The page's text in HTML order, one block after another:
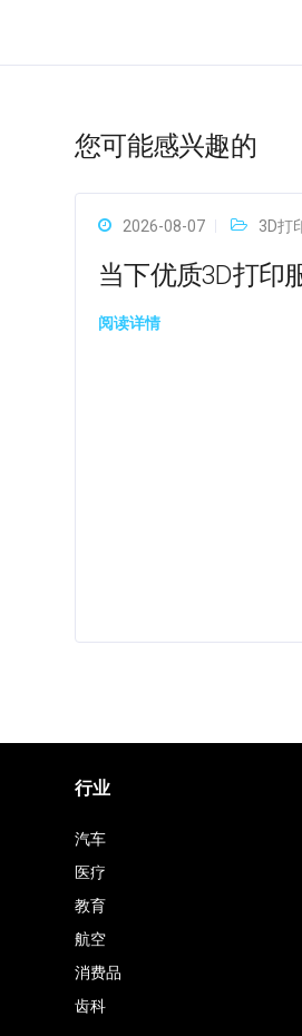
您可能感兴趣的
2026-08-07 3D打
当下优质3D打印
阅读详情
行业
汽车
医疗
教育
航空
消费品
齿科